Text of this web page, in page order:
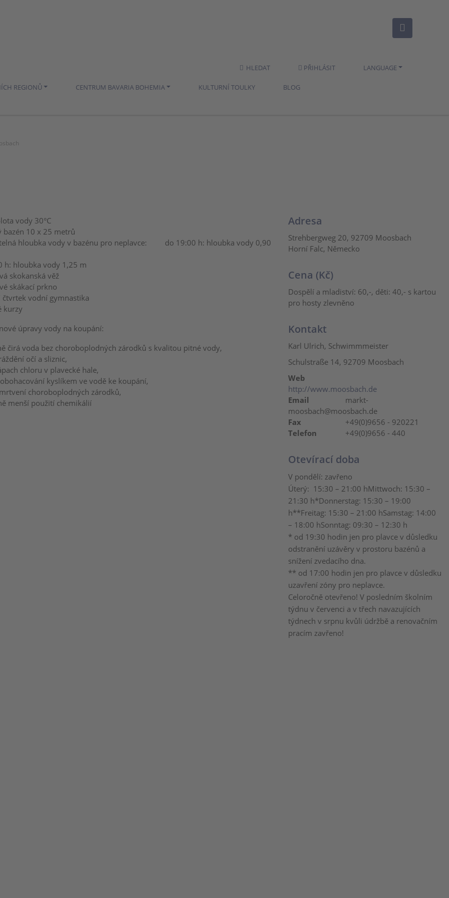
HLEDAT PŘIHLÁSIT LANGUAGE
REGIONŮ CENTRUM BAVARIA BOHEMIA KULTURNÍ TOULKY BLOG
vody 30°C
bazén 10 x 25 metrů
hloubka vody v bazénu pro neplavce: do 19:00 h: hloubka vody 0,90
h: hloubka vody 1,25 m
skokanská věž
skákací prkno
vodní gymnastika
kurzy
úpravy vody na koupání:
čirá voda bez choroboplodných zárodků s kvalitou pitné vody,
očí a sliznic,
chloru v plavecké hale,
kyslíkem ve vodě ke koupání,
choroboplodných zárodků,
menší použití chemikálií
Adresa
Strehbergweg 20, 92709 Moosbach
Horní Falc, Německo
Cena (Kč)
Dospělí a mladiství: 60,-, děti: 40,- s kartou
pro hosty zlevněno
Kontakt
Karl Ulrich, Schwimmmeister
Schulstraße 14, 92709 Moosbach
Web
http://www.moosbach.de
Email
markt-
moosbach@moosbach.de
Fax
+49(0)9656 - 920221
Telefon
+49(0)9656 - 440
Otevírací doba
V pondělí: zavřeno
Úterý: 15:30 – 21:00 hMittwoch: 15:30 –
21:30 h*Donnerstag: 15:30 – 19:00
h**Freitag: 15:30 – 21:00 hSamstag: 14:00
– 18:00 hSonntag: 09:30 – 12:30 h
* od 19:30 hodin jen pro plavce v důsledku
odstranění uzávěry v prostoru bazénů a
snížení zvedacího dna.
** od 17:00 hodin jen pro plavce v důsledku
uzavření zóny pro neplavce.
Celoročně otevřeno! V posledním školním
týdnu v červenci a v třech navazujících
týdnech v srpnu kvůli údržbě a renovačním
pracím zavřeno!